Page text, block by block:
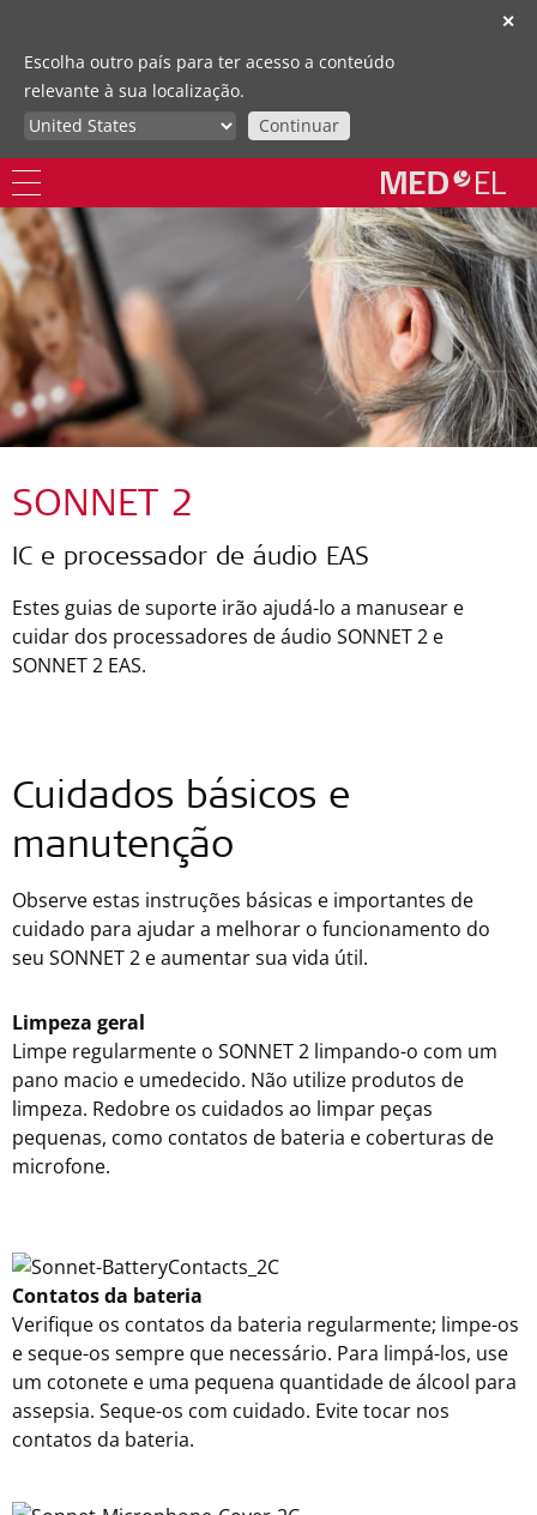
✕
Escolha outro país para ter acesso a conteúdo
relevante à sua localização.
Continuar
SONNET 2
IC e processador de áudio EAS
Estes guias de suporte irão ajudá-lo a manusear e
cuidar dos processadores de áudio SONNET 2 e
SONNET 2 EAS.
Cuidados básicos e
manutenção
Observe estas instruções básicas e importantes de
cuidado para ajudar a melhorar o funcionamento do
seu SONNET 2 e aumentar sua vida útil.
Limpeza geral
Limpe regularmente o SONNET 2 limpando-o com um
pano macio e umedecido. Não utilize produtos de
limpeza. Redobre os cuidados ao limpar peças
pequenas, como contatos de bateria e coberturas de
microfone.
Contatos da bateria
Verifique os contatos da bateria regularmente; limpe-os
e seque-os sempre que necessário. Para limpá-los, use
um cotonete e uma pequena quantidade de álcool para
assepsia. Seque-os com cuidado. Evite tocar nos
contatos da bateria.